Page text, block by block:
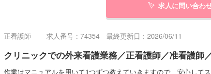
求人に問い合わ
正看護師 求人番号：74354 最終更新日：2026/06/11
クリニックでの外来看護業務／正看護師／准看護師
作業はマニュアルを用いて1つずつ教えていきますので、安心して